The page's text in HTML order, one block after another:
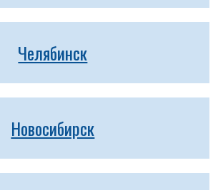
Челябинск
Новосибирск